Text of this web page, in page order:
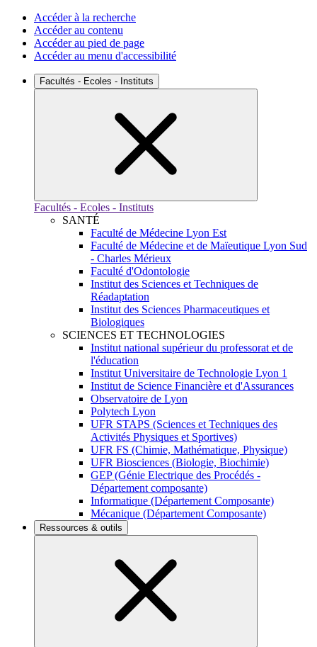
Accéder à la recherche
Accéder au contenu
Accéder au pied de page
Accéder au menu d'accessibilité
Facultés - Ecoles - Instituts
Facultés - Ecoles - Instituts
SANTÉ
Faculté de Médecine Lyon Est
Faculté de Médecine et de Maïeutique Lyon Sud
- Charles Mérieux
Faculté d'Odontologie
Institut des Sciences et Techniques de
Réadaptation
Institut des Sciences Pharmaceutiques et
Biologiques
SCIENCES ET TECHNOLOGIES
Institut national supérieur du professorat et de
l'éducation
Institut Universitaire de Technologie Lyon 1
Institut de Science Financière et d'Assurances
Observatoire de Lyon
Polytech Lyon
UFR STAPS (Sciences et Techniques des
Activités Physiques et Sportives)
UFR FS (Chimie, Mathématique, Physique)
UFR Biosciences (Biologie, Biochimie)
GEP (Génie Electrique des Procédés -
Département composante)
Informatique (Département Composante)
Mécanique (Département Composante)
Ressources & outils